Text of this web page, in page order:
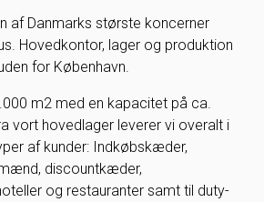
af Danmarks største koncerner
Hovedkontor, lager og produktion
for København.
m2 med en kapacitet på ca.
vort hovedlager leverer vi overalt i
af kunder: Indkøbskæder,
discountkæder,
og restauranter samt til duty-